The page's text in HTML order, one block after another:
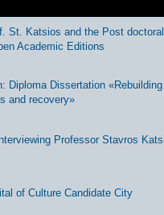
St. Katsios and the Post
Academic Editions
Diploma Dissertation
and recovery»
Professor Stavros
of Culture Candidate City